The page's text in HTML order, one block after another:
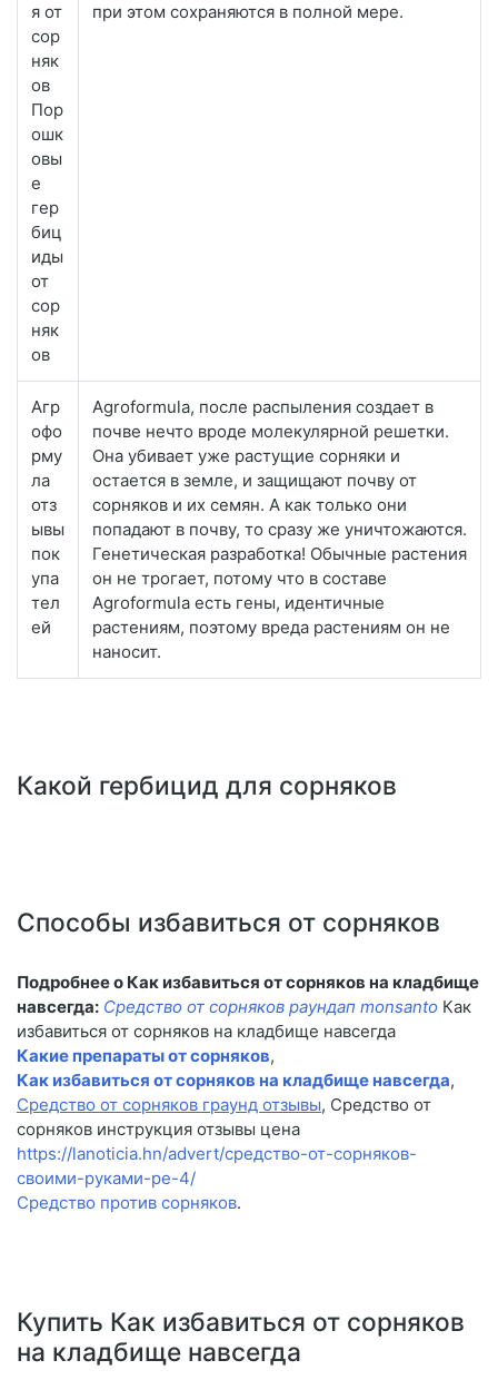
я от
сор
няк
ов
Пор
ошк
овы
е
гер
биц
иды
от
сор
няк
ов
при этом сохраняются в полной мере.
Агр
офо
рму
ла
отз
ывы
пок
упа
тел
ей
Agroformula, после распыления создает в
почве нечто вроде молекулярной решетки.
Она убивает уже растущие сорняки и
остается в земле, и защищают почву от
сорняков и их семян. А как только они
попадают в почву, то сразу же уничтожаются.
Генетическая разработка! Обычные растения
он не трогает, потому что в составе
Agroformula есть гены, идентичные
растениям, поэтому вреда растениям он не
наносит.
Какой гербицид для сорняков
Способы избавиться от сорняков
Подробнее о Как избавиться от сорняков на кладбище
навсегда: Средство от сорняков раундап monsanto Как
избавиться от сорняков на кладбище навсегда
Какие препараты от сорняков,
Как избавиться от сорняков на кладбище навсегда,
Средство от сорняков граунд отзывы, Средство от
сорняков инструкция отзывы цена
https://lanoticia.hn/advert/средство-от-сорняков-
своими-руками-ре-4/
Средство против сорняков.
Купить Как избавиться от сорняков
на кладбище навсегда